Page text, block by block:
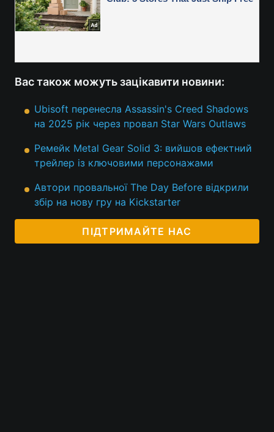
Вас також можуть зацікавити новини:
Ubisoft перенесла Assassin's Creed Shadows
на 2025 рік через провал Star Wars Outlaws
Ремейк Metal Gear Solid 3: вийшов ефектний
трейлер із ключовими персонажами
Автори провальної The Day Before відкрили
збір на нову гру на Kickstarter
ПІДТРИМАЙТЕ НАС